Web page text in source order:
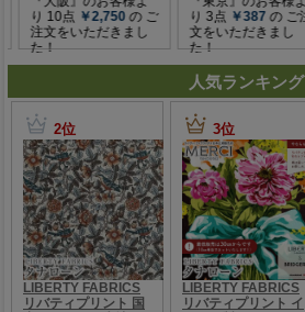
人気ランキング